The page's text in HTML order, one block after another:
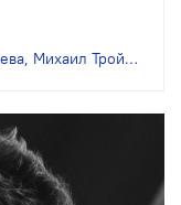
, Михаил Тройник